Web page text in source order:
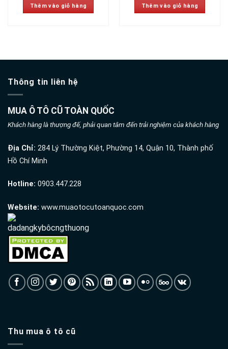
Thêm vào giỏ hàng Thêm vào giỏ hàng
Thông tin liên hệ
MUA Ô TÔ CŨ TOÀN QUỐC
Khách hàng là thượng đế, phải quan tâm đến trải nghiệm của khách hàng
Địa Chỉ: 284 Lý Thường Kiệt, Phường 14, Quận 10, Thành phố
Hồ Chí Minh
Hotline: 0903.447.228
Website: www.muaotocutoanquoc.com
Thu mua ô tô cũ